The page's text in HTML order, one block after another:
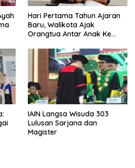
Hari Pertama Tahun Ajaran
Baru, Walikota Ajak
Orangtua Antar Anak Ke
IAIN Langsa Wisuda 303
Lulusan Sarjana dan
Magister